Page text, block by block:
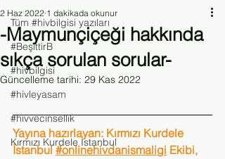
Tüm #hivbilgisi yazıları
#BeşittirB
#hivbilgisi
#hivleyasam
#hivvecinsellik
Kırmızı Kurdele İstanbul
-Maymunçiçeği hakkında
sıkça sorulan sorular-
2 Haz 2022 1 dakikada okunur
Güncelleme tarihi: 29 Kas 2022
Yayına hazırlayan: Kırmızı Kurdele
İstanbul #onlinehivdanismaligi Ekibi,